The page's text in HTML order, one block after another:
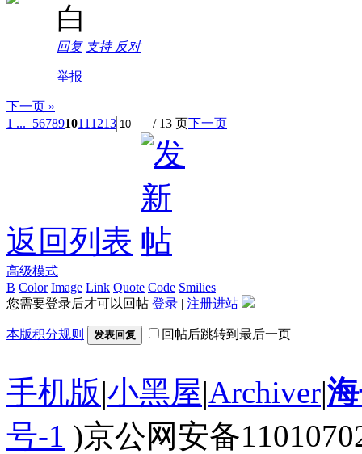
白
回复 支持 反对
举报
下一页 »
1 ... 567891011 1213 / 13 页下一页
返回列表
高级模式
B Color Image Link Quote Code Smilies
您需要登录后才可以回帖 登录 | 注册进站
本版积分规则 发表回复 回帖后跳转到最后一页
手机版|小黑屋|Archiver|
号-1 )京公网安备